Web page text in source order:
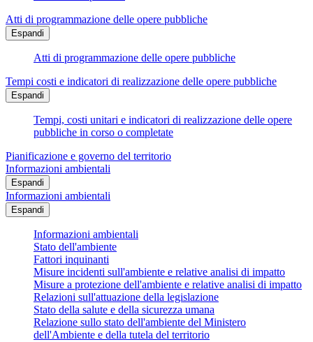
Atti di programmazione delle opere pubbliche
Espandi
Atti di programmazione delle opere pubbliche
Tempi costi e indicatori di realizzazione delle opere pubbliche
Espandi
Tempi, costi unitari e indicatori di realizzazione delle opere
pubbliche in corso o completate
Pianificazione e governo del territorio
Informazioni ambientali
Espandi
Informazioni ambientali
Espandi
Informazioni ambientali
Stato dell'ambiente
Fattori inquinanti
Misure incidenti sull'ambiente e relative analisi di impatto
Misure a protezione dell'ambiente e relative analisi di impatto
Relazioni sull'attuazione della legislazione
Stato della salute e della sicurezza umana
Relazione sullo stato dell'ambiente del Ministero
dell'Ambiente e della tutela del territorio